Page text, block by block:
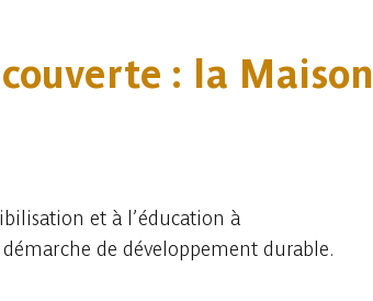
: la Maison
et à l’éducation à
de développement durable.